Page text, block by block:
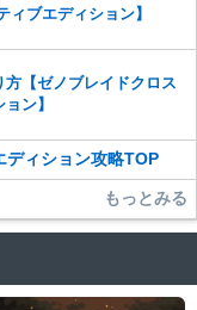
ィブエディション】
【ゼノブレイドクロス
ン】
ディション攻略TOP
もっとみる